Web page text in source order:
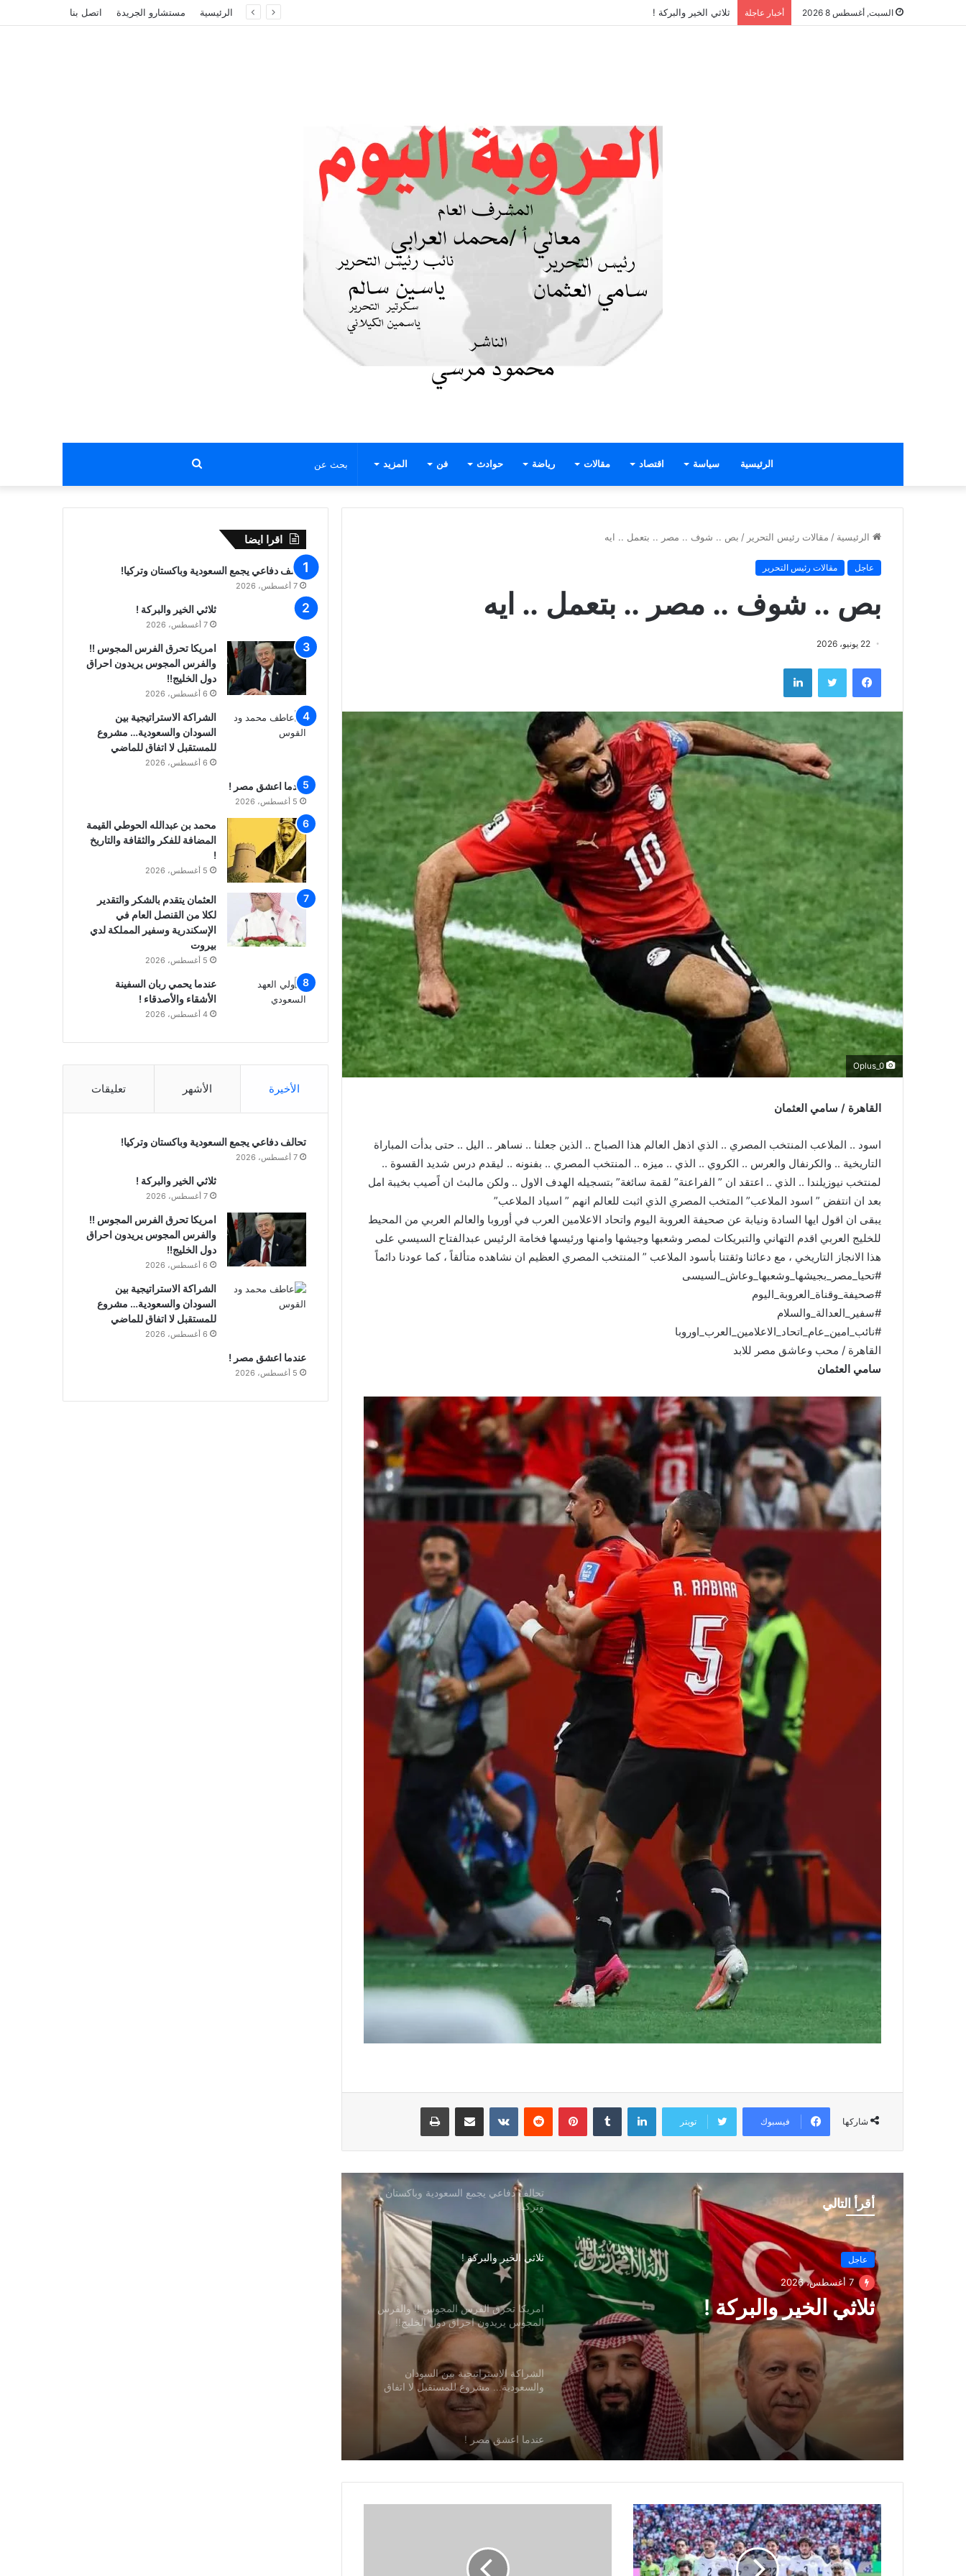
السبت, أغسطس 8 2026 أخبار عاجلة امريكا تحرق الفرس المجوس !! والفرس المجوس يريدون احراق دول الخليج!! الرئيسية مستشارو الجريدة اتصل بنا
الرئيسية سياسة اقتصاد مقالات رياضة حوادث فن المزيد بحث
عن
الرئيسية / مقالات رئيس التحرير / بص .. شوف .. مصر .. بتعمل .. ايه
عاجل مقالات رئيس التحرير
بص .. شوف .. مصر .. بتعمل .. ايه
22 يونيو، 2026
فيسبوك تويتر لينكدإن
القاهرة / سامي العثمان
اسود .. الملاعب المنتخب المصري .. الذي اذهل العالم هذا الصباح .. الذين جعلنا .. نساهر .. اليل .. حتى بدأت المباراة
التاريخية .. والكرنفال والعرس .. الكروي .. الذي .. ميزه .. المنتخب المصري .. بفنونه .. ليقدم درس شديد القسوة ..
لمنتخب نيوزيلندا .. الذي .. اعتقد ان ” الفراعنة” لقمة سائغة” بتسجيله الهدف الاول .. ولكن مالبث ان اًصيب بخيبة امل
بعد ان انتفض ” اسود الملاعب” المتخب المصري الذي اثبت للعالم انهم ” اسياد الملاعب”
يبقى ان اقول ايها السادة ونيابة عن صحيفة العروبة اليوم واتحاد الاعلامين العرب في أوروبا والعالم العربي من المحيط
للخليج العربي اقدم التهاني والتبريكات لمصر وشعبها وجيشها وامنها ورئيسها فخامة الرئيس عبدالفتاح السيسي على
هذا الانجاز التاريخي ، مع دعائنا وثقتنا بأسود الملاعب ” المنتخب المصري العظيم ان نشاهده متألقاً ، كما عودنا دائماً
القاهرة / محب وعاشق مصر للابد
سامي العثمان
شاركها فيسبوك تويتر
لينكدإن بينتيريست مشاركة عبر البريد طباعة
أقرأ التالي
عاجل
7 أغسطس، 2026
ثلاثي الخير والبركة !
مقالات رئيس التحرير
6 أغسطس، 2026
امريكا تحرق الفرس المجوس !!
والفرس المجوس يريدون احراق
دول الخليج!!
محمد بن عبدالله الحوطي القيمة المضافة
للفكر والثقافة والتاريخ !
العثمان يتقدم بالشكر والتقدير لكلا من
القنصل العام في الإسكندرية وسفير
المملكة لدي بيروت
عندما يحمي ربان السفينة الأشقاء والأصدقاء
الريال السعودي عندما يحمل ذاكرة وطن !
تحالف دفاعي يجمع السعودية وباكستان
ثلاثي الخير والبركة !
امريكا تحرق الفرس المجوس !! والفرس
المجوس يريدون احراق دول الخليج!!
الشراكة الاستراتيجية بين السودان
والسعودية… مشروع للمستقبل لا اتفاق
للماضي
عندما اعشق مصر !
محمد بن عبدالله الحوطي القيمة المضافة
للفكر والثقافة والتاريخ !
القنصل العام في الإسكندرية وسفير
عندما يحمي ربان السفينة الأشقاء والأصدقاء
اقرا ايضا
تحالف دفاعي يجمع السعودية وباكستان وتركيا!
7 أغسطس، 2026
ثلاثي الخير والبركة !
7 أغسطس، 2026
امريكا تحرق الفرس المجوس !!
والفرس المجوس يريدون احراق
دول الخليج!!
6 أغسطس، 2026
الشراكة الاستراتيجية بين
السودان والسعودية… مشروع
للمستقبل لا اتفاق للماضي
6 أغسطس، 2026
عندما اعشق مصر !
5 أغسطس، 2026
محمد بن عبدالله الحوطي القيمة
المضافة للفكر والثقافة والتاريخ
!
5 أغسطس، 2026
العثمان يتقدم بالشكر والتقدير
لكلا من القنصل العام في
الإسكندرية وسفير المملكة لدي
بيروت
5 أغسطس، 2026
عندما يحمي ربان السفينة
الأشقاء والأصدقاء !
4 أغسطس، 2026
الأخيرة الأشهر تعليقات
تحالف دفاعي يجمع السعودية وباكستان وتركيا!
7 أغسطس، 2026
ثلاثي الخير والبركة !
7 أغسطس، 2026
امريكا تحرق الفرس المجوس !!
والفرس المجوس يريدون احراق
دول الخليج!!
6 أغسطس، 2026
الشراكة الاستراتيجية بين
السودان والسعودية… مشروع
للمستقبل لا اتفاق للماضي
6 أغسطس، 2026
عندما اعشق مصر !
5 أغسطس، 2026